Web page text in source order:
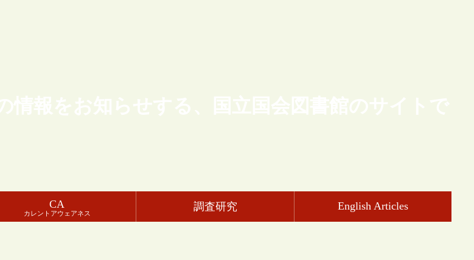
情報をお知らせする、国立国会図書館のサイトで
CA
カレントアウェアネス
調査研究 English Articles